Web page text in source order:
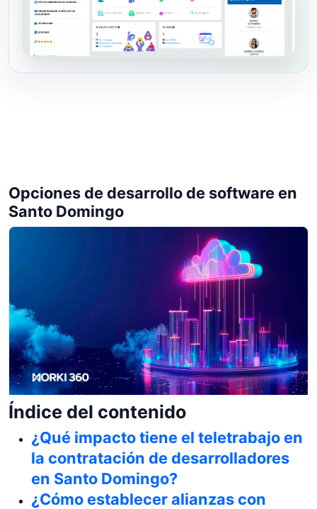
Opciones de desarrollo de software en
Santo Domingo
Índice del contenido
¿Qué impacto tiene el teletrabajo en
la contratación de desarrolladores
en Santo Domingo?
¿Cómo establecer alianzas con